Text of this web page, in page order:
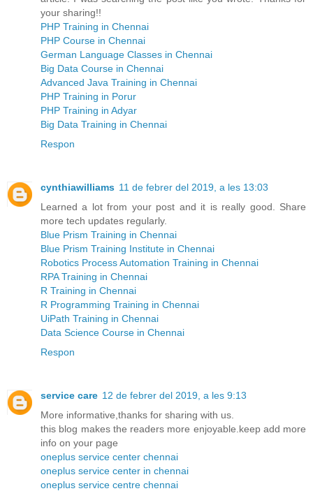
your sharing!!
PHP Training in Chennai
PHP Course in Chennai
German Language Classes in Chennai
Big Data Course in Chennai
Advanced Java Training in Chennai
PHP Training in Porur
PHP Training in Adyar
Big Data Training in Chennai
Respon
cynthiawilliams 11 de febrer del 2019, a les 13:03
Learned a lot from your post and it is really good. Share
more tech updates regularly.
Blue Prism Training in Chennai
Blue Prism Training Institute in Chennai
Robotics Process Automation Training in Chennai
RPA Training in Chennai
R Training in Chennai
R Programming Training in Chennai
UiPath Training in Chennai
Data Science Course in Chennai
Respon
service care 12 de febrer del 2019, a les 9:13
More informative,thanks for sharing with us.
this blog makes the readers more enjoyable.keep add more
info on your page
oneplus service center chennai
oneplus service center in chennai
oneplus service centre chennai